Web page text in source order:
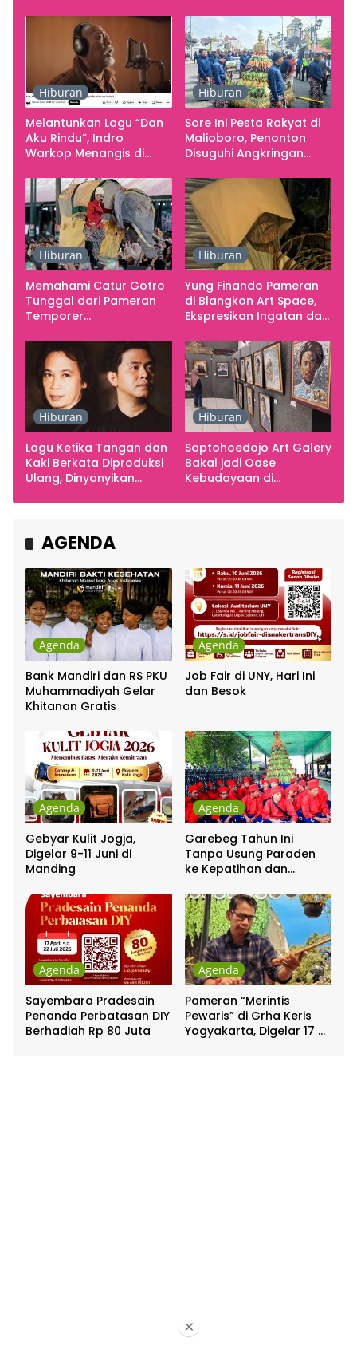
Kebutuhan Konser
Yogyakarta sebagai
Pusat Pergerakan Seni
Rupa Indonesia
Hiburan
Melantunkan Lagu “Dan
Aku Rindu”, Indro
Warkop Menangis di
Hiburan
Sore Ini Pesta Rakyat di
Malioboro, Penonton
Disuguhi Angkringan
Hiburan
Memahami Catur Gotro
Tunggal dari Pameran
Temporer
Hiburan
Yung Finando Pameran
di Blangkon Art Space,
Ekspresikan Ingatan dan
Hiburan
Lagu Ketika Tangan dan
Kaki Berkata Diproduksi
Ulang, Dinyanyikan
Hiburan
Saptohoedojo Art Galery
Bakal jadi Oase
Kebudayaan di
AGENDA
Agenda
Bank Mandiri dan RS PKU
Muhammadiyah Gelar
Khitanan Gratis
Agenda
Job Fair di UNY, Hari Ini
dan Besok
Agenda
Gebyar Kulit Jogja,
Digelar 9-11 Juni di
Manding
Agenda
Garebeg Tahun Ini
Tanpa Usung Paraden
ke Kepatihan dan
Agenda
Sayembara Pradesain
Penanda Perbatasan DIY
Berhadiah Rp 80 Juta
Agenda
Pameran “Merintis
Pewaris” di Grha Keris
Yogyakarta, Digelar 17 –
×